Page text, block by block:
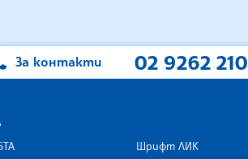
За контакти 02 9262 210
Шрифт ЛИК